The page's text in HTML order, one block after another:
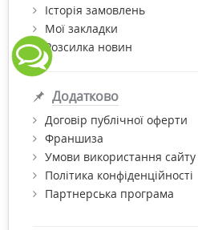
Історія замовлень
Мої закладки
Розсилка новин
Додатково
Договір публічної оферти
Франшиза
Умови використання сайту
Політика конфіденційності
Партнерська програма